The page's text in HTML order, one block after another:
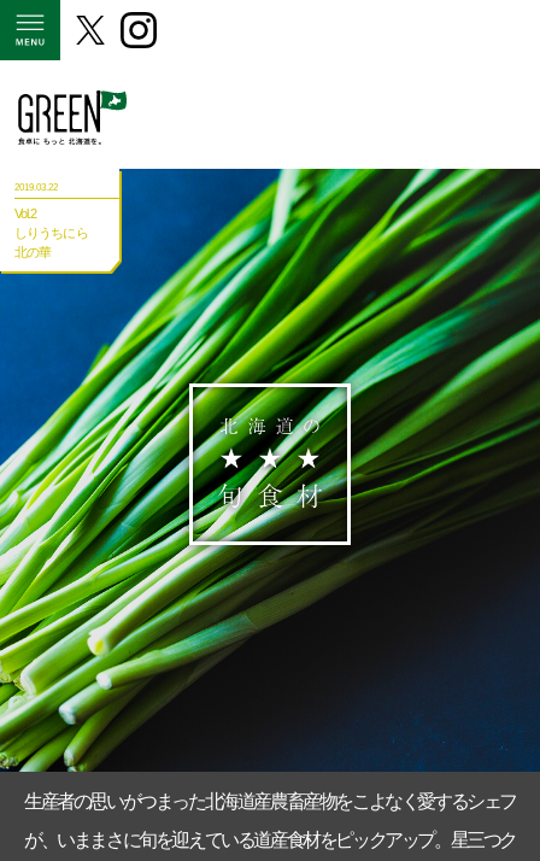
2019.03.22
Vol.2
しりうちにら
北の華
生産者の思いがつまった北海道産農畜産物をこよなく愛するシェフ
が、いままさに旬を迎えている道産食材をピックアップ。星三つク